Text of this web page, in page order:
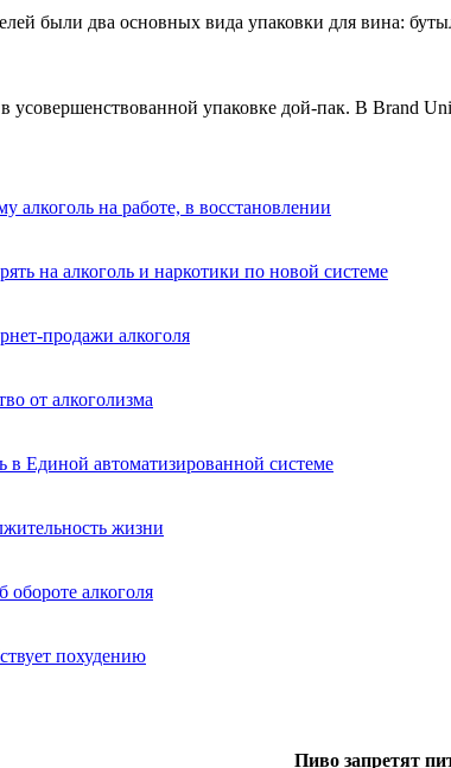
были два основных вида упаковки для вина:
усовершенствованной упаковке дой-пак. В Brand
алкоголь на работе, в восстановлении
на алкоголь и наркотики по новой системе
продажи алкоголя
от алкоголизма
в Единой автоматизированной системе
жизни
обороте алкоголя
похудению
Пиво запретят